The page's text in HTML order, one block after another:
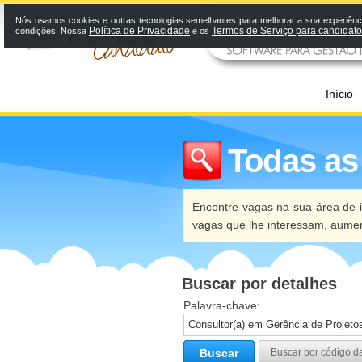
Início
Todas
Encontre vagas na sua área
vagas que lhe interessam,
Buscar por detalhes
Palavra-chave:
Buscar Buscar por código
Nós usamos cookies e outras tecnologias semelhantes para melhorar a sua
condições. Nossa Política de Privacidade e os Termos de Serviço para